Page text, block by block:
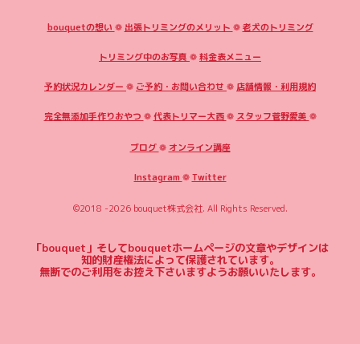
bouquetの想い ❁ 出張トリミングのメリット ❁老犬のトリミング
トリミング中のお写真 ❁料金表メニュー
予約状況カレンダー ❁ ご予約・お問い合わせ ❁ 店舗情報・利用規約
完全無添加手作りおやつ ❁代表トリマー大西❁ スタッフ菅野愛美 ❁
ブログ❁ オンライン講座
Instagram ❁Twitter
©2018 -2026 bouquet株式会社. All Rights Reserved.
「bouquet」そしてbouquetホームページの文章やデザインは
知的財産権法によって保護されています。
無断でのご利用をお控え下さいますようお願いいたします。